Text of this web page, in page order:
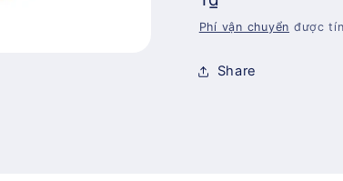
thông
Phí vận chuyển được
Share